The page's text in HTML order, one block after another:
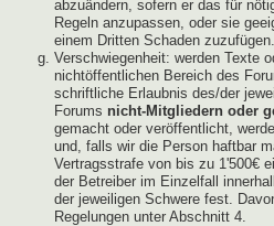
abzuändern, sofern er das für
Regeln anzupassen, oder sie
einem Dritten Schaden zuzufügen.
Verschwiegenheit: werden Texte
nichtöffentlichen Bereich des
schriftliche Erlaubnis des/der
Forums nicht-Mitgliedern oder
gemacht oder veröffentlicht,
und, falls wir die Person haftbar
Vertragsstrafe von bis zu 1'500€
der Betreiber im Einzelfall
der jeweiligen Schwere fest.
Regelungen unter Abschnitt 4.